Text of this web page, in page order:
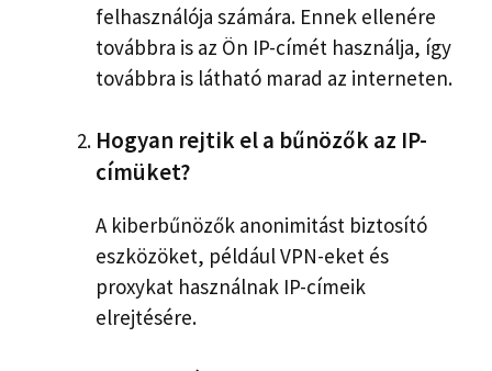
felhasználója számára. Ennek ellenére
továbbra is az Ön IP-címét használja, így
továbbra is látható marad az interneten.
Hogyan rejtik el a bűnözők az IP-
címüket?
A kiberbűnözők anonimitást biztosító
eszközöket, például VPN-eket és
proxykat használnak IP-címeik
elrejtésére.